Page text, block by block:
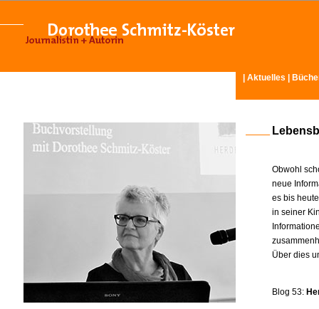
Aktuelles
Obwohl
neue
es bis
in seiner
Über dies
Blog 53: